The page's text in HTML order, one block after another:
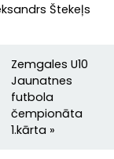
Štekeļs
Zemgales U10
Jaunatnes
futbola
čempionāta
1.kārta »